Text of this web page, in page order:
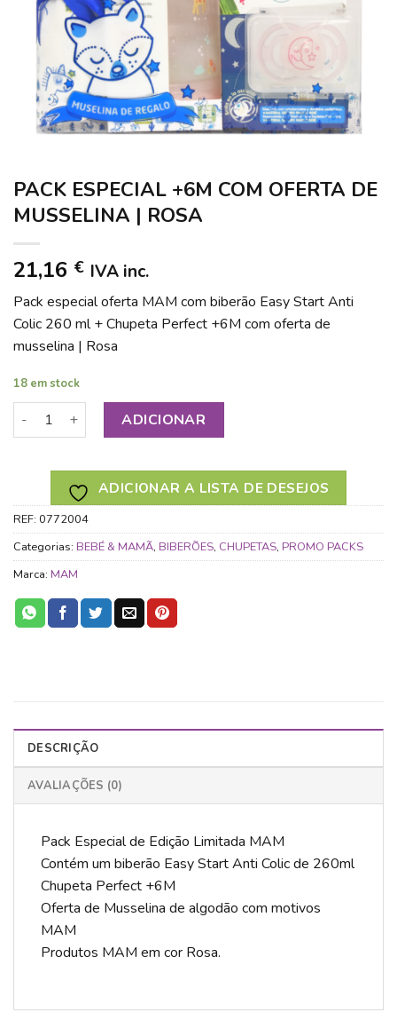
PACK ESPECIAL +6M COM OFERTA DE
MUSSELINA | ROSA
21,16 € IVA inc.
Pack especial oferta MAM com biberão Easy Start Anti
Colic 260 ml + Chupeta Perfect +6M com oferta de
musselina | Rosa
18 em stock
Quantidade de PACK ESPECIAL +6M COM OFERTA DE
ADICIONAR
ADICIONAR A LISTA DE DESEJOS
REF: 0772004
Categorias: BEBÉ & MAMÃ, BIBERÕES, CHUPETAS, PROMO PACKS
Marca: MAM
DESCRIÇÃO
AVALIAÇÕES (0)
Pack Especial de Edição Limitada MAM
Contém um biberão Easy Start Anti Colic de 260ml
Chupeta Perfect +6M
Oferta de Musselina de algodão com motivos
MAM
Produtos MAM em cor Rosa.